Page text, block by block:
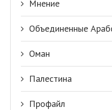
Мнение
Объединенные
Оман
Палестина
Профайл